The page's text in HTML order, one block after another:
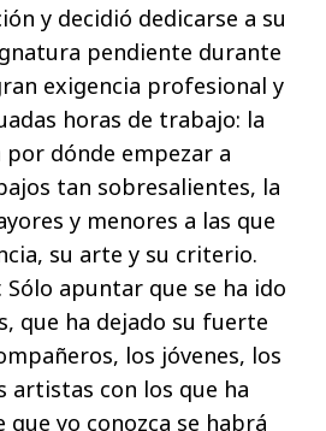
y decidió dedicarse a su
pendiente durante
exigencia profesional y
horas de trabajo: la
dónde empezar a
tan sobresalientes, la
y menores a las que
su arte y su criterio.
Sólo apuntar que se ha ido
que ha dejado su fuerte
los jóvenes, los
artistas con los que ha
yo conozca se habrá